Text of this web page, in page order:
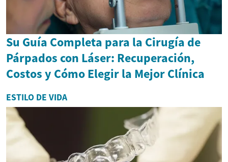
Su Guía Completa para la Cirugía de
Párpados con Láser: Recuperación,
Costos y Cómo Elegir la Mejor Clínica
ESTILO DE VIDA